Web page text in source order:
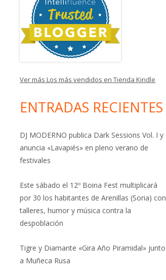
Ver más Los más vendidos en Tienda Kindle
ENTRADAS RECIENTES
DJ MODERNO publica Dark Sessions Vol. I y
anuncia «Lavapiés» en pleno verano de
festivales
Este sábado el 12º Boina Fest multiplicará
por 30 los habitantes de Arenillas (Soria) con
talleres, humor y música contra la
despoblación
Tigre y Diamante «Gira Año Piramidal» junto
a Muñeca Rusa